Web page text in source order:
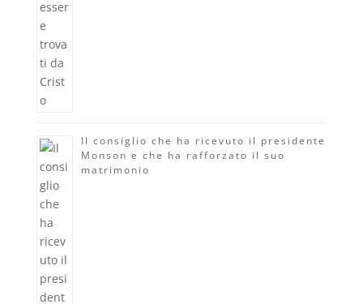
Il consiglio che ha ricevuto il presidente
Monson e che ha rafforzato il suo
matrimonio